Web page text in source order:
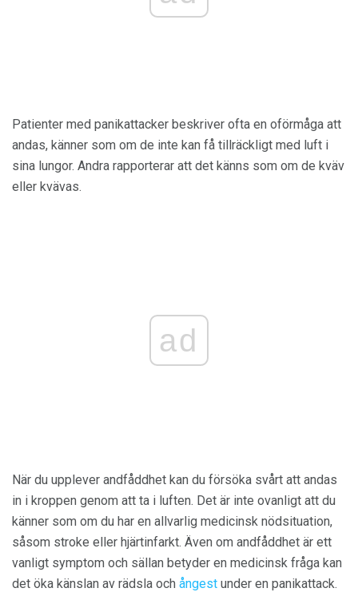
Patienter med panikattacker beskriver ofta en oförmåga att
andas, känner som om de inte kan få tillräckligt med luft i
sina lungor. Andra rapporterar att det känns som om de kväv
eller kvävas.
ad
När du upplever andfåddhet kan du försöka svårt att andas
in i kroppen genom att ta i luften. Det är inte ovanligt att du
känner som om du har en allvarlig medicinsk nödsituation,
såsom stroke eller hjärtinfarkt. Även om andfåddhet är ett
vanligt symptom och sällan betyder en medicinsk fråga kan
det öka känslan av rädsla och ångest under en panikattack.